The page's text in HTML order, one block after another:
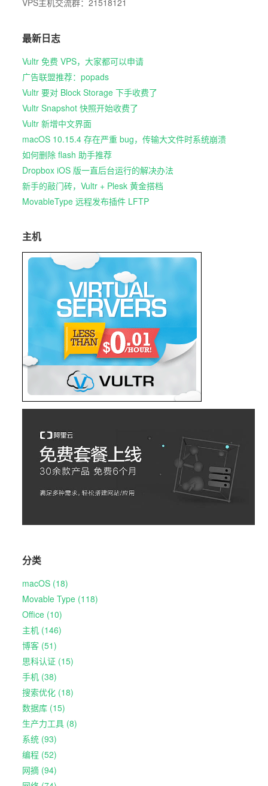
VPS主机交流群：21518121
最新日志
Vultr 免费 VPS，大家都可以申请
广告联盟推荐：popads
Vultr 要对 Block Storage 下手收费了
Vultr Snapshot 快照开始收费了
Vultr 新增中文界面
macOS 10.15.4 存在严重 bug，传输大文件时系统崩溃
如何删除 flash 助手推荐
Dropbox iOS 版一直后台运行的解决办法
新手的敲门砖，Vultr + Plesk 黄金搭档
MovableType 远程发布插件 LFTP
主机
分类
macOS (18)
Movable Type (118)
Office (10)
主机 (146)
博客 (51)
思科认证 (15)
手机 (38)
搜索优化 (18)
数据库 (15)
生产力工具 (8)
系统 (93)
编程 (52)
网摘 (94)